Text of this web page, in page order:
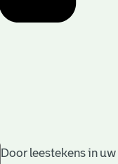
Door leestekens in uw